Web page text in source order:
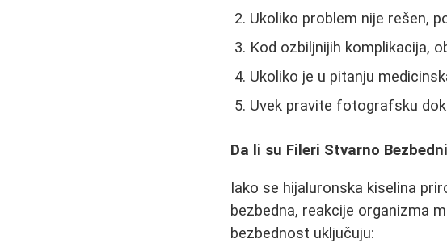
Ukoliko problem nije rešen,
Kod ozbiljnijih komplikacija,
Ukoliko je u pitanju
Uvek pravite fotografsku
Da li su Fileri Stvarno
Iako se hijaluronska kiselina
bezbedna, reakcije organizma
bezbednost uključuju: